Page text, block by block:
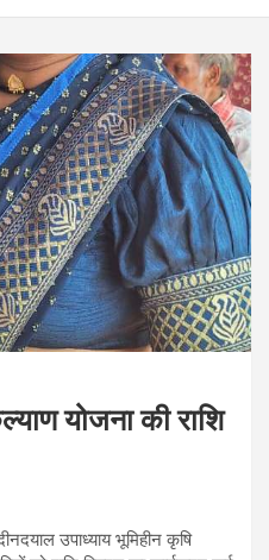
योजना की राशि
उपाध्याय भूमिहीन कृषि